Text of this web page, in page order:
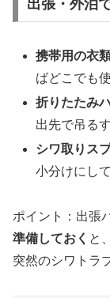
出張・外泊
携帯用の衣
ばどこでも
折りたたみ
出先で吊る
シワ取りス
小分けにし
ポイント：出張
準備しておく と、
突然のシワトラ